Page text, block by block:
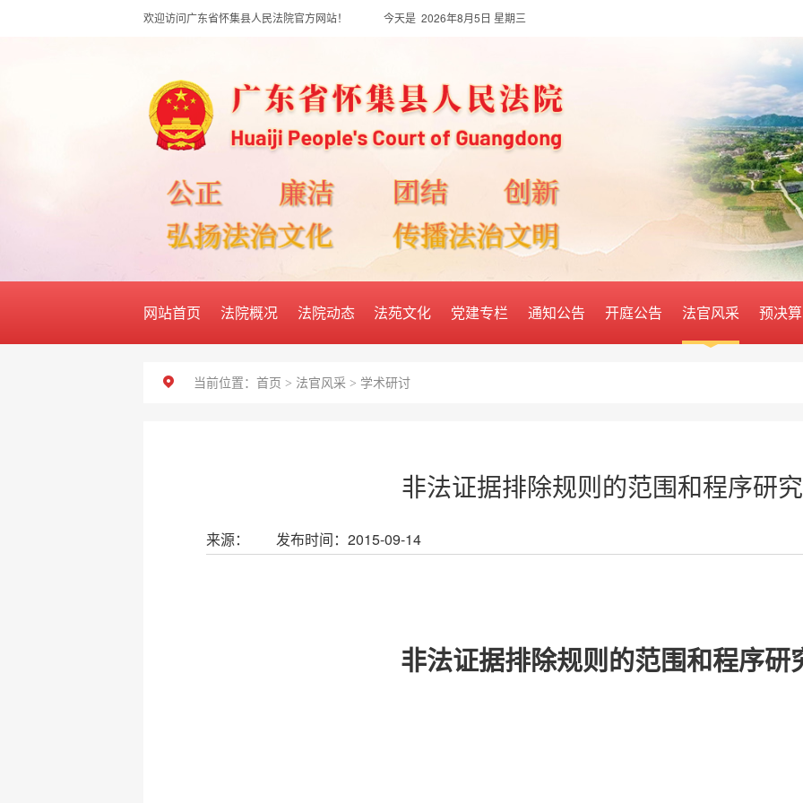
欢迎访问广东省怀集县人民法院官方网站！ 今天是 2026年8月5日 星期三
网站首页 法院概况 法院动态 法苑文化 党建专栏 通知公告 开庭公告 法官风采 预决
当前位置： 首页 > 法官风采 > 学术研讨
非法证据排除规则的范围和程序研究
来源： 发布时间：2015-09-14
非法证据排除规则的范围和程序研